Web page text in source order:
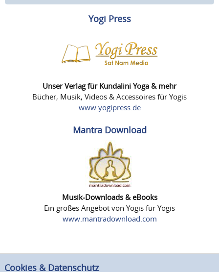
Yogi Press
Unser Verlag für Kundalini Yoga & mehr
Bücher, Musik, Videos & Accessoires für Yogis
www.yogipress.de
Mantra Download
Musik-Downloads & eBooks
Ein großes Angebot von Yogis für Yogis
www.mantradownload.com
Cookies & Datenschutz